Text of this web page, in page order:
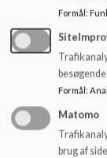
Sinding Skole
Skoletoften
+45
EAN NR.
Formål:
Formål:
Matomo
brug af